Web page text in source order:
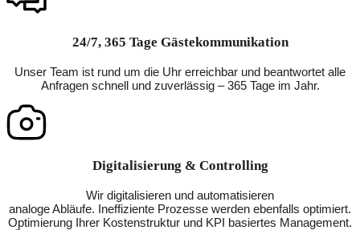
24/7, 365 Tage Gästekommunikation
Unser Team ist rund um die Uhr erreichbar und beantwortet alle
Anfragen schnell und zuverlässig – 365 Tage im Jahr.
Digitalisierung & Controlling
Wir digitalisieren und automatisieren
analoge Abläufe. Ineffiziente Prozesse werden ebenfalls optimiert.
Optimierung Ihrer Kostenstruktur und KPI basiertes Management.